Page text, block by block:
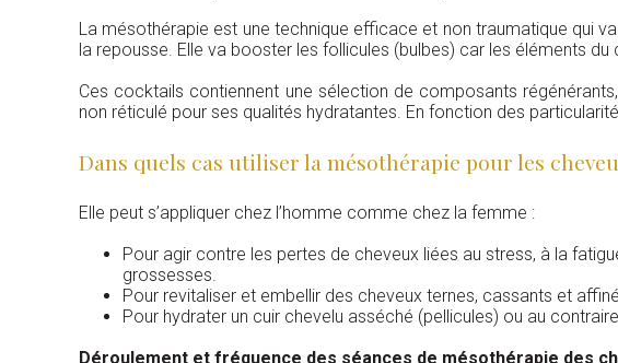
La mésothérapie est une technique efficace et non traumatique qui
la repousse. Elle va booster les follicules (bulbes) car les éléments
Ces cocktails contiennent une sélection de composants
non réticulé pour ses qualités hydratantes. En fonction des
Dans quels cas utiliser la mésothérapie pour les
Elle peut s’appliquer chez l’homme comme chez la femme :
Pour agir contre les pertes de cheveux liées au stress, à la
grossesses.
Pour revitaliser et embellir des cheveux ternes, cassants et
Pour hydrater un cuir chevelu asséché (pellicules) ou au
Déroulement et fréquence des séances de mésothérapie des